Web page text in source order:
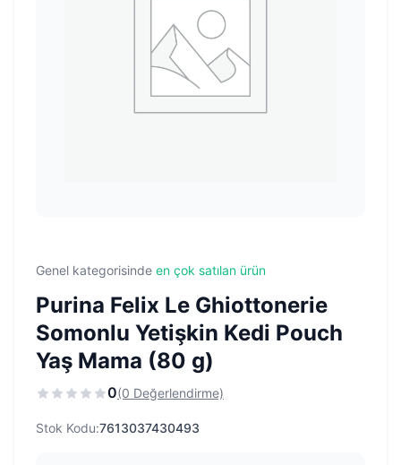
Genel kategorisinde en çok satılan ürün
Purina Felix Le Ghiottonerie
Somonlu Yetişkin Kedi Pouch
Yaş Mama (80 g)
0(0 Değerlendirme)
Stok Kodu:7613037430493